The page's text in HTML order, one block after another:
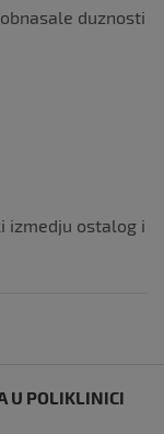
duznosti
izmedju ostalog i
U POLIKLINICI